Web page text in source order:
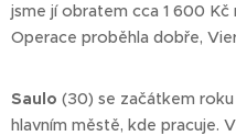
jsme jí obratem cca 1 600 Kč
Operace proběhla dobře,
Saulo (30) se začátkem
hlavním městě, kde pracuje.